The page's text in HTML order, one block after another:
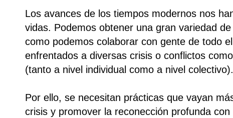
Los avances de los tiempos modernos nos
vidas. Podemos obtener una gran variedad
como podemos colaborar con gente de todo
enfrentados a diversas crisis o conflictos
(tanto a nivel individual como a nivel colectivo).
Por ello, se necesitan prácticas que vayan
crisis y promover la reconección profunda